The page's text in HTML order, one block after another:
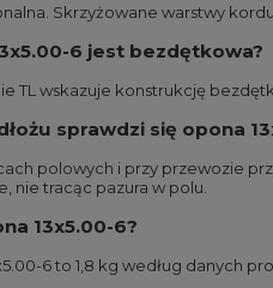
Skrzyżowane warstwy
6 jest bezdętkowa?
TL wskazuje konstrukcję
sprawdzi się opona
polowych i przy przewozie
nie tracąc pazura w polu.
13x5.00-6?
6 to 1,8 kg według danych